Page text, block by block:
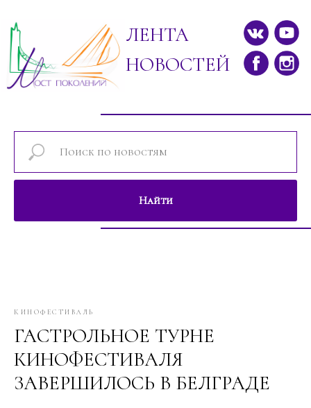
ЛЕНТА
НОВОСТЕЙ
Найти
КИНОФЕСТИВАЛЬ
ГАСТРОЛЬНОЕ ТУРНЕ
КИНОФЕСТИВАЛЯ
ЗАВЕРШИЛОСЬ В БЕЛГРАДЕ